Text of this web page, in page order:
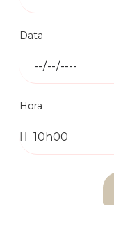
Data
Hora